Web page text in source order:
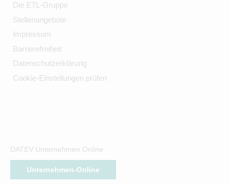
Die ETL-Gruppe
Stellenangebote
Impressum
Barrierefreiheit
Datenschutzerklärung
Cookie-Einstellungen prüfen
DATEV Unternehmen Online
Unternehmen-Online